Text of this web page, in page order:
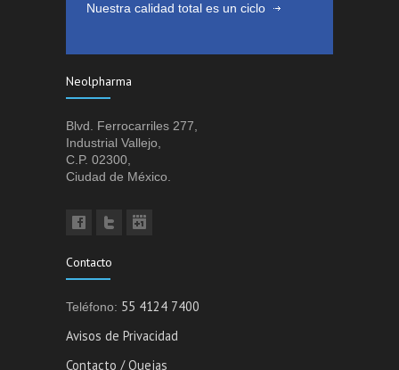
Nuestra calidad total es un ciclo
Neolpharma
Blvd. Ferrocarriles 277,
Industrial Vallejo,
C.P. 02300,
Ciudad de México.
Contacto
Teléfono: 55 4124 7400
Avisos de Privacidad
Contacto / Quejas